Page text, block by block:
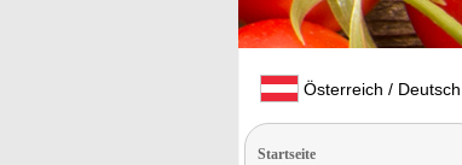
Österreich / Deutsch
Startseite